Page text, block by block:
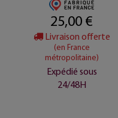
25,00 €
Livraison offerte
(en France
métropolitaine)
Expédié sous
24/48H